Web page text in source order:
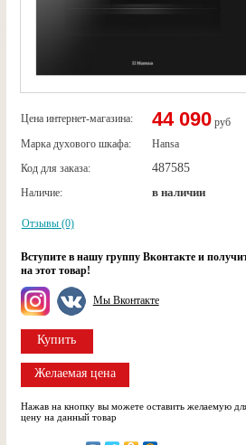
Цена интернет-магазина: 44 090 руб
Марка духового шкафа:
Hansa
Код для заказа:
487585
Наличие: в наличии
Отзывы (0)
Вступите в нашу группу Вконтакте и
на этот товар!
Мы Вконтакте
Купить
Желаемая цена
Нажав на кнопку вы можете оставить желаемую
цену на данный товар